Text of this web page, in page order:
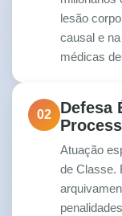
lesão
causal e
médicas
02
Defesa
Atuação
de Classe.